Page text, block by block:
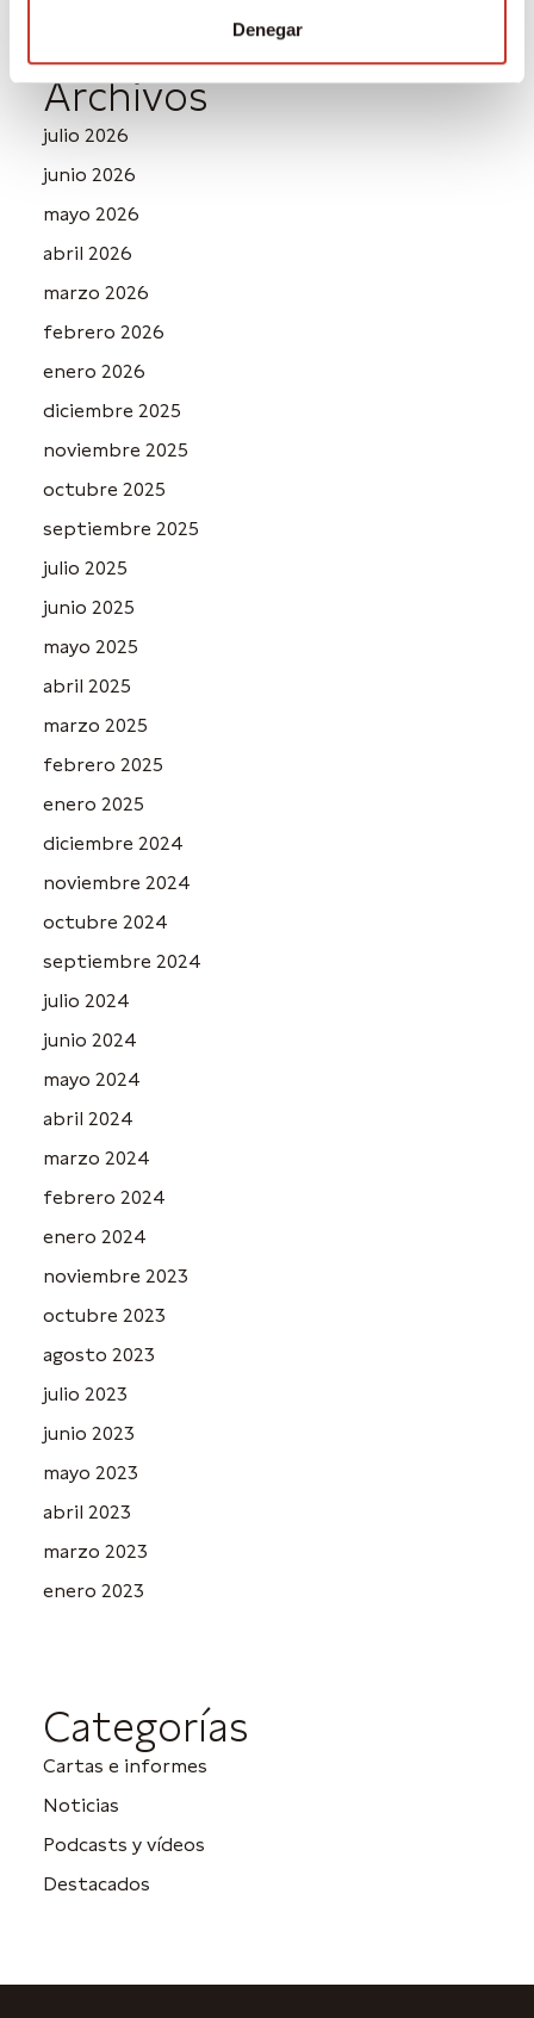
Denegar
Archivos
julio 2026
junio 2026
mayo 2026
abril 2026
marzo 2026
febrero 2026
enero 2026
diciembre 2025
noviembre 2025
octubre 2025
septiembre 2025
julio 2025
junio 2025
mayo 2025
abril 2025
marzo 2025
febrero 2025
enero 2025
diciembre 2024
noviembre 2024
octubre 2024
septiembre 2024
julio 2024
junio 2024
mayo 2024
abril 2024
marzo 2024
febrero 2024
enero 2024
noviembre 2023
octubre 2023
agosto 2023
julio 2023
junio 2023
mayo 2023
abril 2023
marzo 2023
enero 2023
Categorías
Cartas e informes
Noticias
Podcasts y vídeos
Destacados